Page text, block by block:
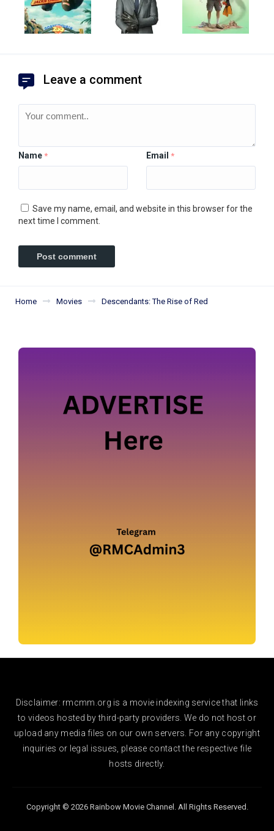
Leave a comment
Name * Email *
Save my name, email, and website in this browser for the
next time I comment.
Home Movies Descendants: The Rise of Red
Disclaimer: rmcmm.org is a movie indexing service that links
to videos hosted by third-party providers. We do not host or
upload any media files on our own servers. For any copyright
inquiries or legal issues, please contact the respective file
hosts directly.
Copyright © 2026 Rainbow Movie Channel. All Rights Reserved.